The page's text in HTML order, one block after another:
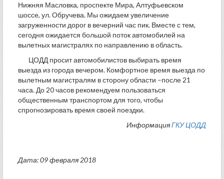
Нижняя Масловка, проспекте Мира, Алтуфьевском
шоссе, ул. Обручева. Мы ожидаем увеличение
загруженности дорог в вечерний час пик. Вместе с тем,
сегодня ожидается большой поток автомобилей на
вылетных магистралях по направлению в область.
ЦОДД просит автомобилистов выбирать время
выезда из города вечером. Комфортное время выезда по
вылетным магистралям в сторону области –после 21
часа. До 20 часов рекомендуем пользоваться
общественным транспортом для того, чтобы
спрогнозировать время своей поездки.
ИнформацияГКУ ЦОДД
Дата: 09 февраля 2018